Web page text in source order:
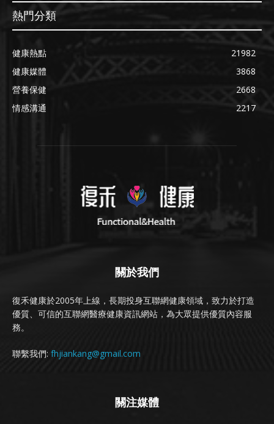
熱門分類
健康熱點
21982
健康媒體
3868
營養保健
2668
情感溝通
2217
關於我們
復禾健康於2005年上線，長期投身互聯網健康領域，致力於打造
優質、可信的互聯網醫療健康資訊網站，為大眾提供優質內容服
務。
聯繫我們: fhjiankang@gmail.com
關注媒體